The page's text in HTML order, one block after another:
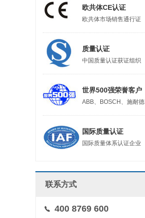
欧共体CE认证
欧共体市场销售通行证
质量认证
中国质量认证获证组织
世界500强荣誉客户
ABB、BOSCH、施耐德
国际质量认证
国际质量体系认证企业
联系方式
400 8769 600